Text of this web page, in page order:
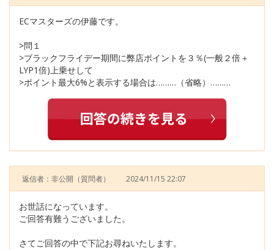
ECマスターズの伊藤です。
>問１
>ブラックフライデー期間に弊店ポイントを３％(一般２倍＋
LYP1倍)上乗せして
>ポイント最大6%と表示する場合は………（省略）………
返信者：非公開 （質問者） 2024/11/15 22:07
お世話になっています。
ご回答有難うございました。
さてご回答の中で下記お尋ねいたします。